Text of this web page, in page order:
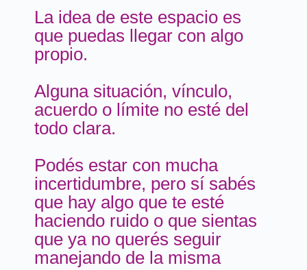
La idea de este espacio es
que puedas llegar con algo
propio.
Alguna situación, vínculo,
acuerdo o límite no esté del
todo clara.
Podés estar con mucha
incertidumbre, pero sí sabés
que hay algo que te esté
haciendo ruido o que sientas
que ya no querés seguir
manejando de la misma